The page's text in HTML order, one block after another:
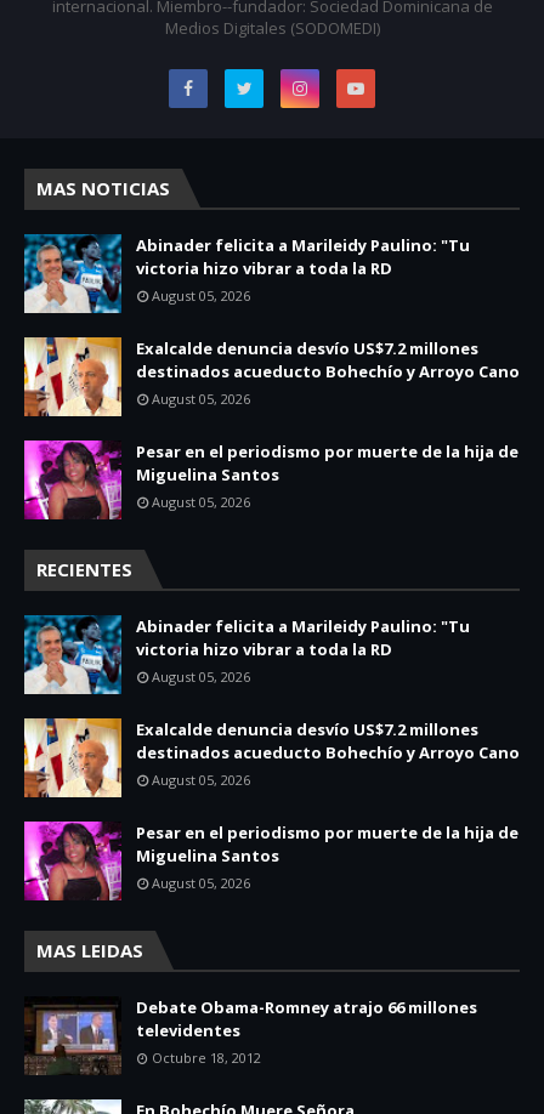
internacional. Miembro--fundador: Sociedad Dominicana de
Medios Digitales (SODOMEDI)
MAS NOTICIAS
Abinader felicita a Marileidy Paulino: "Tu
victoria hizo vibrar a toda la RD
August 05, 2026
Exalcalde denuncia desvío US$7.2 millones
destinados acueducto Bohechío y Arroyo Cano
August 05, 2026
Pesar en el periodismo por muerte de la hija de
Miguelina Santos
August 05, 2026
RECIENTES
Abinader felicita a Marileidy Paulino: "Tu
victoria hizo vibrar a toda la RD
August 05, 2026
Exalcalde denuncia desvío US$7.2 millones
destinados acueducto Bohechío y Arroyo Cano
August 05, 2026
Pesar en el periodismo por muerte de la hija de
Miguelina Santos
August 05, 2026
MAS LEIDAS
Debate Obama-Romney atrajo 66 millones
televidentes
Octubre 18, 2012